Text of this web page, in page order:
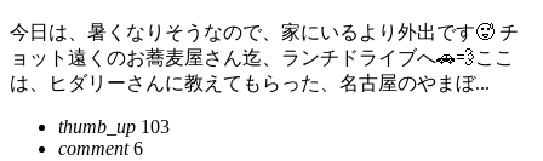
今日は、暑くなりそうなので、家にいるより外出です🥵 チ
ョット遠くのお蕎麦屋さん迄、ランチドライブへ🚗💨ここ
は、ヒダリーさんに教えてもらった、名古屋のやまぼ...
thumb_up 103
comment6